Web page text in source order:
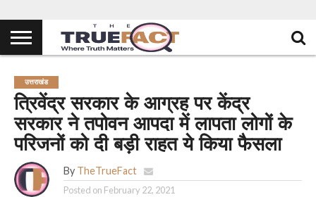
उत्तराखंड
त्रिवेंद्र सरकार के आग्रह पर केंद्र
सरकार ने तपोवन आपदा में लापता लोगों के
परिजनों को दी बड़ी राहत ये किया फैसला
By TheTrueFact
Posted on February 22, 2021